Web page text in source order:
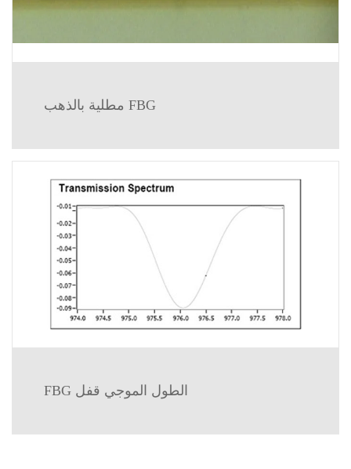
مطلية بالذهب FBG
FBG الطول الموجي قفل